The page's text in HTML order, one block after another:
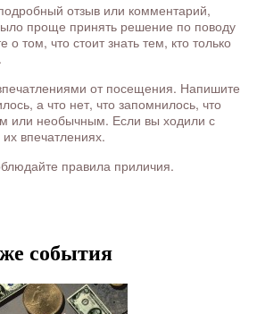
отзыв или комментарий,
проще принять решение по поводу
том, что стоит знать тем, кто только
от посещения. Напишите
а что нет, что запомнилось, что
или необычным. Если вы ходили с
впечатлениях.
правила приличия.
события